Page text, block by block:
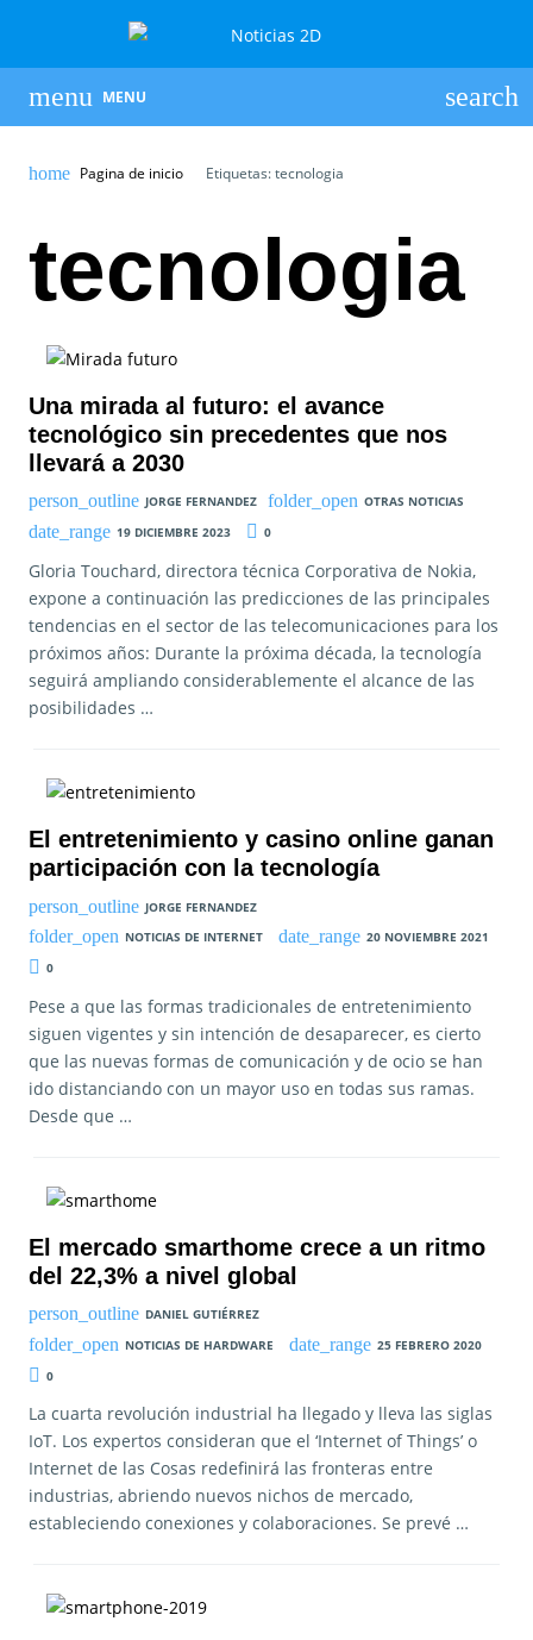
MENU
Pagina de inicio Etiquetas: tecnologia
tecnologia
Una mirada al futuro: el avance
tecnológico sin precedentes que nos
llevará a 2030
JORGE FERNANDEZ
OTRAS NOTICIAS
19 DICIEMBRE 2023
0
Gloria Touchard, directora técnica Corporativa de Nokia,
expone a continuación las predicciones de las principales
tendencias en el sector de las telecomunicaciones para los
próximos años: Durante la próxima década, la tecnología
seguirá ampliando considerablemente el alcance de las
posibilidades …
El entretenimiento y casino online ganan
participación con la tecnología
JORGE FERNANDEZ
NOTICIAS DE INTERNET
20 NOVIEMBRE 2021
0
Pese a que las formas tradicionales de entretenimiento
siguen vigentes y sin intención de desaparecer, es cierto
que las nuevas formas de comunicación y de ocio se han
ido distanciando con un mayor uso en todas sus ramas.
Desde que …
El mercado smarthome crece a un ritmo
del 22,3% a nivel global
DANIEL GUTIÉRREZ
NOTICIAS DE HARDWARE
25 FEBRERO 2020
0
La cuarta revolución industrial ha llegado y lleva las siglas
IoT. Los expertos consideran que el ‘Internet of Things’ o
Internet de las Cosas redefinirá las fronteras entre
industrias, abriendo nuevos nichos de mercado,
estableciendo conexiones y colaboraciones. Se prevé …